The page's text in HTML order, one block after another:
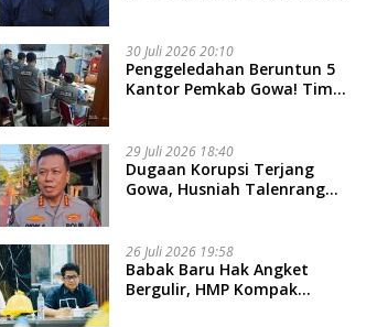
30 Juli 2026 20:10
Penggeledahan Beruntun 5
Kantor Pemkab Gowa! Tim
Rp16 Miliar
29 Juli 2026 18:40
Dugaan Korupsi Terjang
Gowa, Husniah Talenrang
26 Juli 2026 19:58
​Babak Baru Hak Angket
Bergulir, HMP Kompak